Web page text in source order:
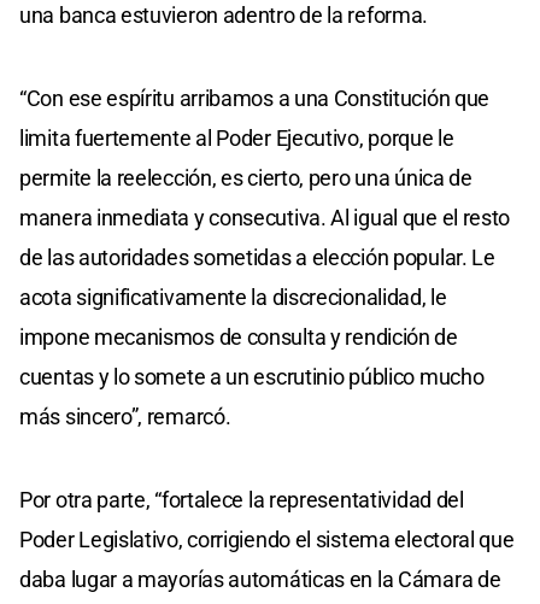
una banca estuvieron adentro de la reforma.
“Con ese espíritu arribamos a una Constitución que
limita fuertemente al Poder Ejecutivo, porque le
permite la reelección, es cierto, pero una única de
manera inmediata y consecutiva. Al igual que el resto
de las autoridades sometidas a elección popular. Le
acota significativamente la discrecionalidad, le
impone mecanismos de consulta y rendición de
cuentas y lo somete a un escrutinio público mucho
más sincero”, remarcó.
Por otra parte, “fortalece la representatividad del
Poder Legislativo, corrigiendo el sistema electoral que
daba lugar a mayorías automáticas en la Cámara de